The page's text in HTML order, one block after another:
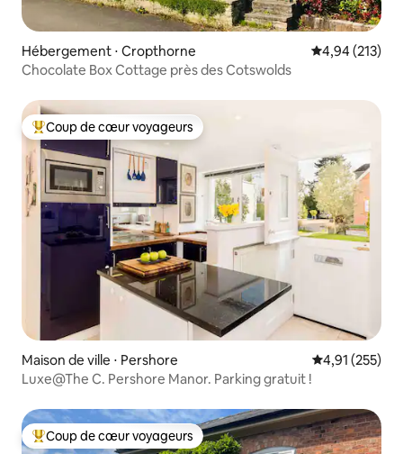
Hébergement ⋅ Cropthorne Évaluation
4,94 (213)
Chocolate Box Cottage près des Cotswolds
Coups de cœur voyageurs les plus appréciés
Coup de cœur voyageurs
Maison de ville ⋅ Pershore Évaluation
4,91 (255)
Luxe@The C. Pershore Manor. Parking gratuit !
Coups de cœur voyageurs les plus appréciés
Coup de cœur voyageurs